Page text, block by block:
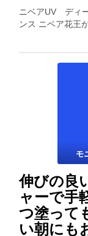
ニベアUV ディ
ンス ニベア花王
モ
伸びの良
ャーで手
つ塗って
い朝にも